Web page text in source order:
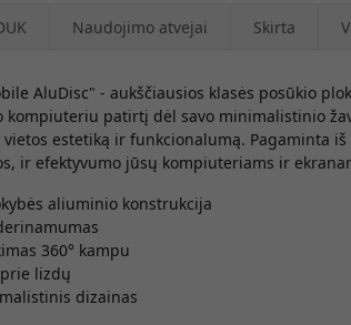
Naudojimo atvejai Skirta
AluDisc" - aukščiausios klasės posūkio
patirtį dėl savo minimalistinio
estetiką ir funkcionalumą. Pagaminta
ir efektyvumo jūsų kompiuteriams ir
aliuminio konstrukcija
360° kampu
lizdų
dizainas